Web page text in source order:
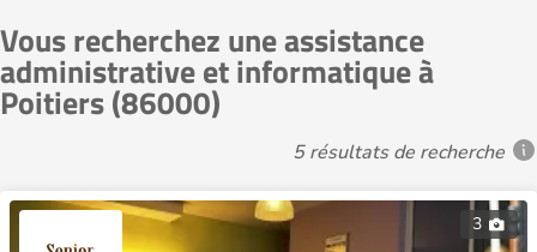
Vous recherchez une assistance
administrative et informatique à
Poitiers (86000)
5 résultats de recherche
3